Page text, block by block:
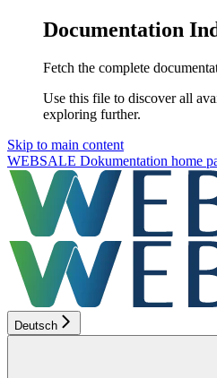
Documentation
Fetch the complete
Use this file to discover all
exploring further.
Skip to main content
WEBSALE Dokumentation home
Deutsch